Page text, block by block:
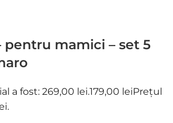
pentru mamici – set 5
a fost: 269,00 lei.179,00 leiPrețul